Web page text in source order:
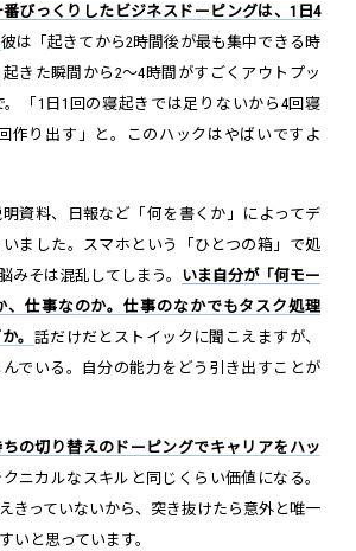
びっくりしたビジネスドーピングは、1日4
彼は「起きてから2時間後が最も集中できる時
きた瞬間から2～4時間がすごくアウトプッ
。「1日1回の寝起きでは足りないから4回寝
作り出す」と。このハックはやばいですよ
資料、日報など「何を書くか」によってデ
ました。スマホという「ひとつの箱」で処
みそは混乱してしまう。 いま自分が「何モー
、仕事なのか。仕事のなかでもタスク処理
。 話だけだとストイックに聞こえますが、
でいる。自分の能力をどう引き出すことが
の切り替えのドーピングでキャリアをハッ
ニカルなスキルと同じくらい価値になる。
きっていないから、突き抜けたら意外と唯一
いと思っています。